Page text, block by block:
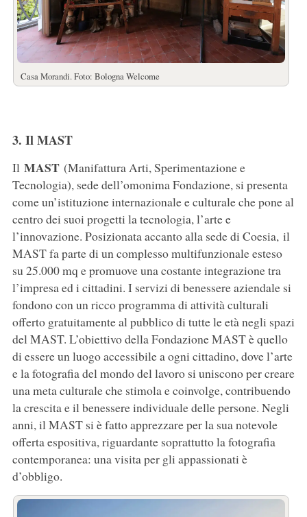
Casa Morandi. Foto: Bologna Welcome
3. Il MAST
Il MAST(Manifattura Arti, Sperimentazione e
Tecnologia), sede dell’omonima Fondazione, si presenta
come un’istituzione internazionale e culturale che pone al
centro dei suoi progetti la tecnologia, l’arte e
l’innovazione. Posizionata accanto alla sede di Coesia, il
MAST fa parte di un complesso multifunzionale esteso
su 25.000 mq e promuove una costante integrazione tra
l’impresa ed i cittadini. I servizi di benessere aziendale si
fondono con un ricco programma di attività culturali
offerto gratuitamente al pubblico di tutte le età negli spazi
del MAST. L’obiettivo della Fondazione MAST è quello
di essere un luogo accessibile a ogni cittadino, dove l’arte
e la fotografia del mondo del lavoro si uniscono per creare
una meta culturale che stimola e coinvolge, contribuendo
la crescita e il benessere individuale delle persone. Negli
anni, il MAST si è fatto apprezzare per la sua notevole
offerta espositiva, riguardante soprattutto la fotografia
contemporanea: una visita per gli appassionati è
d’obbligo.